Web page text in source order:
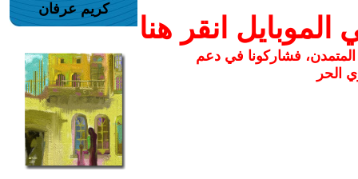
انقر هنا
المتمدن، فشاركونا في دعم
الحر
كريم عرفان